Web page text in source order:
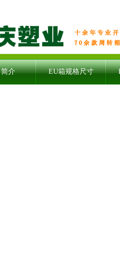
介 EU箱规格尺寸